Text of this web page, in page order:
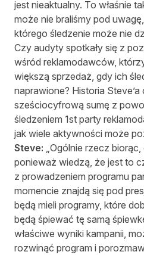
jest nieaktualny. To właśnie
może nie braliśmy pod
którego śledzenie może nie
Czy audyty spotkały się z
wśród reklamodawców,
większą sprzedaż, gdy ich
naprawione? Historia
sześciocyfrową sumę z
śledzeniem 1st party
jak wiele aktywności może
Steve: „Ogólnie rzecz
ponieważ wiedzą, że jest to
z prowadzeniem programu
momencie znajdą się pod
będą mieli programy, które
będą śpiewać tę samą
właściwe wyniki kampanii,
rozwinąć program i